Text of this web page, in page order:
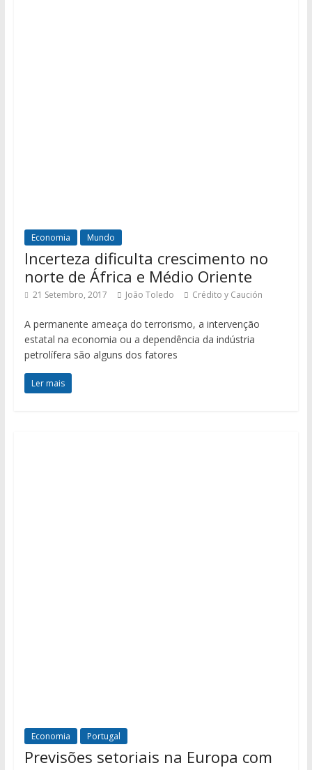
Economia Mundo
Incerteza dificulta crescimento no
norte de África e Médio Oriente
21 Setembro, 2017 João Toledo Crédito y Caución
A permanente ameaça do terrorismo, a intervenção
estatal na economia ou a dependência da indústria
petrolífera são alguns dos fatores
Ler mais
Economia Portugal
Previsões setoriais na Europa com